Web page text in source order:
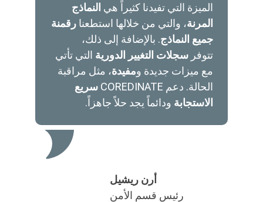
الميزة التي تفيدنا كثيراً هي النماذج
المرنة، والتي من خلالها استطعنا رقمنة
جميع النماذج. بالإضافة إلى ذلك،
تتوفر سجلات التغيير الدورية التي تأتي
مع ميزات جديدة ومفيدة، مثل مراقبة
الحالة. دعم COREDINATE
سريع
الاستجابة ودائماً يجد حلاً جاهزاً.
أرن ريشيل
رئيس قسم الأمن